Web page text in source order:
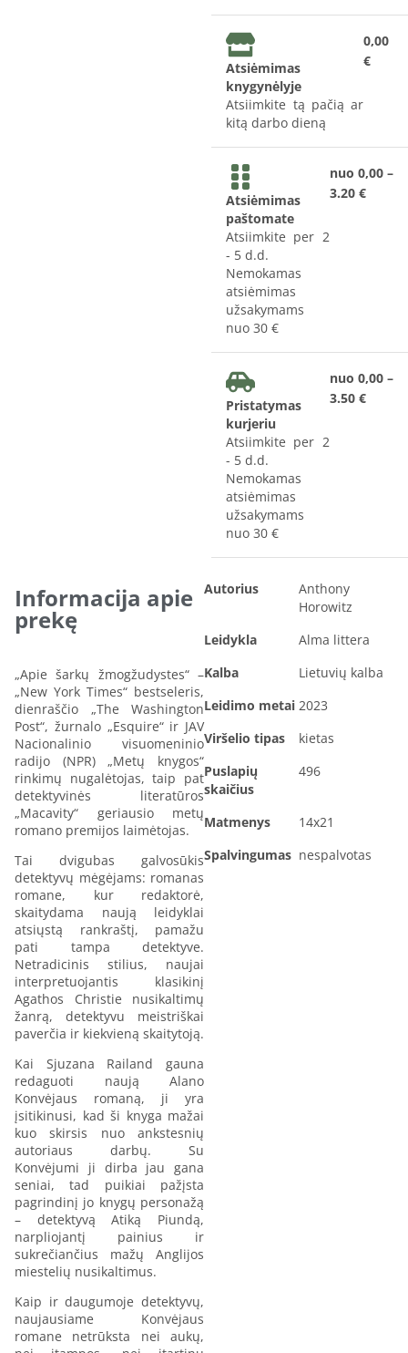
Atsiėmimas
knygynėlyje
Atsiimkite tą pačią ar
kitą darbo dieną
0,00
€
Atsiėmimas
paštomate
Atsiimkite per 2
- 5 d.d.
Nemokamas
atsiėmimas
užsakymams
nuo 30 €
nuo 0,00 –
3.20 €
Pristatymas
kurjeriu
Atsiimkite per 2
- 5 d.d.
Nemokamas
atsiėmimas
užsakymams
nuo 30 €
nuo 0,00 –
3.50 €
Informacija apie
prekę
„Apie šarkų žmogžudystes“ –
„New York Times“ bestseleris,
dienraščio „The Washington
Post“, žurnalo „Esquire“ ir JAV
Nacionalinio visuomeninio
radijo (NPR) „Metų knygos“
rinkimų nugalėtojas, taip pat
detektyvinės literatūros
„Macavity“ geriausio metų
romano premijos laimėtojas.
Tai dvigubas galvosūkis
detektyvų mėgėjams: romanas
romane, kur redaktorė,
skaitydama naują leidyklai
atsiųstą rankraštį, pamažu
pati tampa detektyve.
Netradicinis stilius, naujai
interpretuojantis klasikinį
Agathos Christie nusikaltimų
žanrą, detektyvu meistriškai
paverčia ir kiekvieną skaitytoją.
Kai Sjuzana Railand gauna
redaguoti naują Alano
Konvėjaus romaną, ji yra
įsitikinusi, kad ši knyga mažai
kuo skirsis nuo ankstesnių
autoriaus darbų. Su
Konvėjumi ji dirba jau gana
seniai, tad puikiai pažįsta
pagrindinį jo knygų personažą
– detektyvą Atiką Piundą,
narpliojantį painius ir
sukrečiančius mažų Anglijos
miestelių nusikaltimus.
Kaip ir daugumoje detektyvų,
naujausiame Konvėjaus
romane netrūksta nei aukų,
Autorius
Anthony
Horowitz
Leidykla
Alma littera
Kalba
Lietuvių kalba
Leidimo metai 2023
Viršelio tipas
kietas
Puslapių
skaičius
496
Matmenys
14x21
Spalvingumas nespalvotas